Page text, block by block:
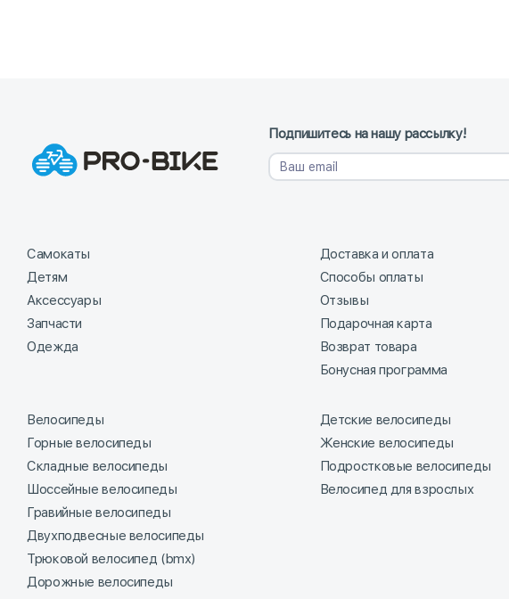
Подпишитесь на нашу рассылку!
Самокаты
Детям
Аксессуары
Запчасти
Одежда
Доставка и оплата
Способы оплаты
Отзывы
Подарочная карта
Возврат товара
Бонусная программа
Велосипеды
Горные велосипеды
Складные велосипеды
Шоссейные велосипеды
Гравийные велосипеды
Двухподвесные велосипеды
Трюковой велосипед (bmx)
Дорожные велосипеды
Детские велосипеды
Женские велосипеды
Подростковые велосипеды
Велосипед для взрослых